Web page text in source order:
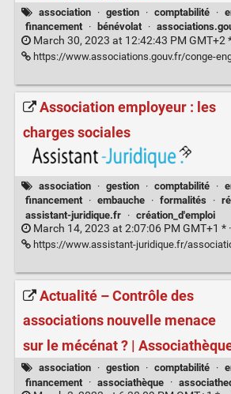
association · gestion · comptabilité ·
financement
· bénévolat ·
March 30, 2023 at 12:42:43 PM GMT+2 *
https://www.associations.gouv.fr/conge-
Association employeur : les
charges sociales
association · gestion · comptabilité ·
financement
· embauche · formalités ·
assistant-juridique.fr
· création_d'emploi
March 14, 2023 at 2:07:06 PM GMT+1 * ·
https://www.assistant-juridique.fr/
Actualité – Contrôle des
associations nouvelle menace
sur le mécénat ? |
association · gestion · comptabilité ·
financement
· associathèque ·